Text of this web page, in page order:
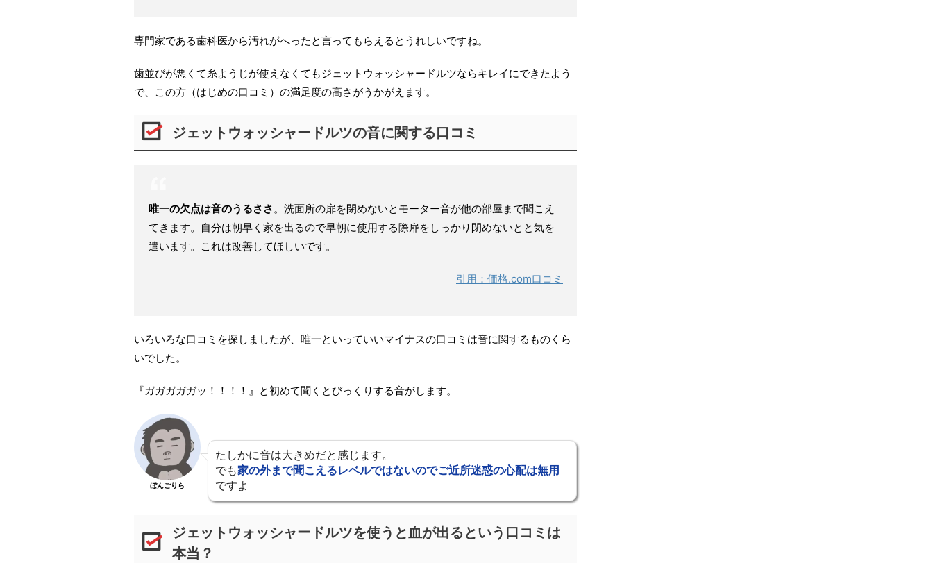
専門家である歯科医から汚れがへったと言ってもらえるとうれしいですね。
歯並びが悪くて糸ようじが使えなくてもジェットウォッシャードルツならキレイにできたよう
で、この方（はじめの口コミ）の満足度の高さがうかがえます。
ジェットウォッシャードルツの音に関する口コミ
唯一の欠点は音のうるささ。洗面所の扉を閉めないとモーター音が他の部屋まで聞こえ
てきます。自分は朝早く家を出るので早朝に使用する際扉をしっかり閉めないとと気を
遣います。これは改善してほしいです。
引用：価格.com口コミ
いろいろな口コミを探しましたが、唯一といっていいマイナスの口コミは音に関するものくら
いでした。
『ガガガガガッ！！！！』と初めて聞くとびっくりする音がします。
ぼんごりら
たしかに音は大きめだと感じます。
でも家の外まで聞こえるレベルではないのでご近所迷惑の心配は無用
ですよ
ジェットウォッシャードルツを使うと血が出るという口コミは
本当？